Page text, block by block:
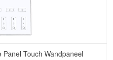
Touch Wandpaneel